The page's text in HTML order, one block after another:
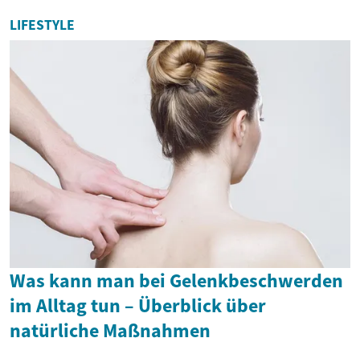
LIFESTYLE
Was kann man bei Gelenkbeschwerden
im Alltag tun – Überblick über
natürliche Maßnahmen